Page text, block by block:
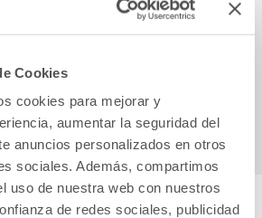
Cookies
cookies para mejorar y
aumentar la seguridad del
anuncios personalizados en otros
sociales. Además, compartimos
uso de nuestra web con nuestros
de redes sociales, publicidad
cuentos:
Cenicienta
Comprar
/